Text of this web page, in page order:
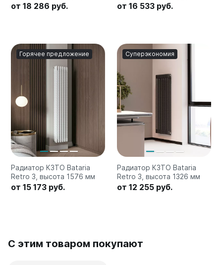
от 18 286 руб. от 16 533 руб.
Горячее предложение
Радиатор КЗТО Bataria
Retro 3, высота 1576 мм
от 15 173 руб.
Суперэкономия
Радиатор КЗТО Bataria
Retro 3, высота 1326 мм
от 12 255 руб.
С этим товаром покупают